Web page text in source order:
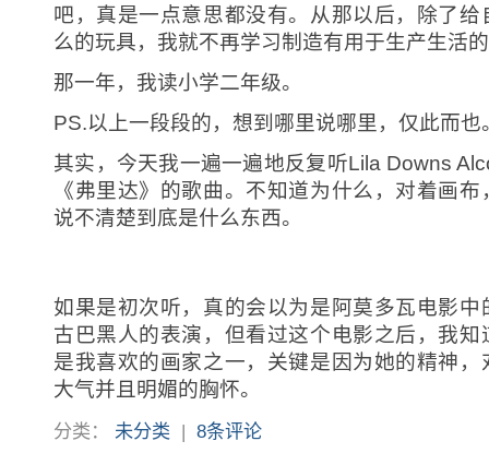
吧，真是一点意思都没有。从那以后，除了
么的玩具，我就不再学习制造有用于生产生活
那一年，我读小学二年级。
PS.以上一段段的，想到哪里说哪里，仅此而也
其实，今天我一遍一遍地反复听Lila Downs
《弗里达》的歌曲。不知道为什么，对着画
说不清楚到底是什么东西。
如果是初次听，真的会以为是阿莫多瓦电影
古巴黑人的表演，但看过这个电影之后，我
是我喜欢的画家之一，关键是因为她的精神
大气并且明媚的胸怀。
分类： 未分类 | 8条评论